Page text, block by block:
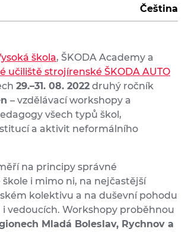
Čeština
škola, ŠKODA Academy a
učiliště strojírenské ŠKODA AUTO
29.–31. 08. 2022 druhý ročník
– vzdělávací workshopy a
všech typů škol,
a aktivit neformálního
na principy správné
i mimo ni, na nejčastější
kolektivu a na duševní pohodu
vedoucích. Workshopy proběhnou
Mladá Boleslav, Rychnov a